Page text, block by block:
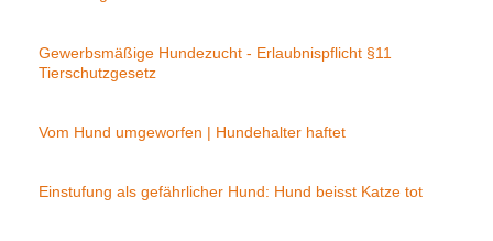
Gewerbsmäßige Hundezucht - Erlaubnispflicht §11
Tierschutzgesetz
Vom Hund umgeworfen | Hundehalter haftet
Einstufung als gefährlicher Hund: Hund beisst Katze tot